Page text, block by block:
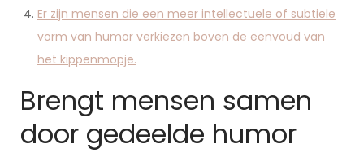
Er zijn mensen die een meer intellectuele of subtiele
vorm van humor verkiezen boven de eenvoud van
het kippenmopje.
Brengt mensen samen
door gedeelde humor